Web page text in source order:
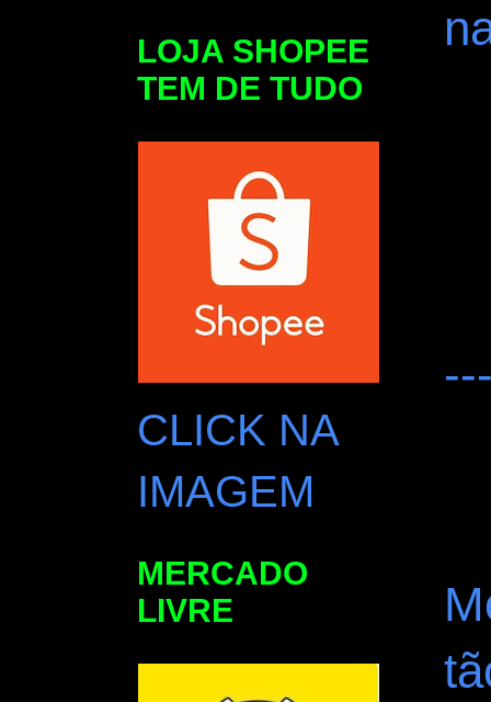
LOJA SHOPEE
TEM DE TUDO
CLICK NA
IMAGEM
MERCADO
LIVRE